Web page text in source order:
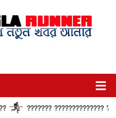
??????? ?????????????? ??????